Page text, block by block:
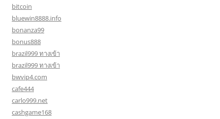
bitcoin
bluewin8888.info
bonanza99
bonus888
brazil999 ทางเข้า
brazil999 ทางเข้า
bwvip4.com
cafe444
carlo999.net
cashgame168